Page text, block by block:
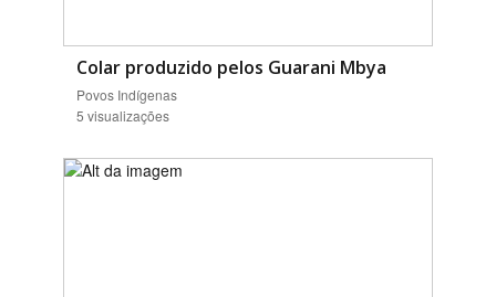
Colar produzido pelos Guarani Mbya
Povos Indígenas
5 visualizações